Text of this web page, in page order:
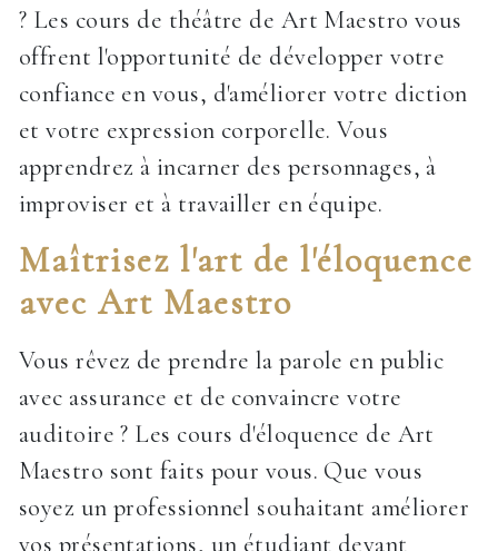
? Les cours de théâtre de Art Maestro vous
offrent l'opportunité de développer votre
confiance en vous, d'améliorer votre diction
et votre expression corporelle. Vous
apprendrez à incarner des personnages, à
improviser et à travailler en équipe.
Maîtrisez l'art de l'éloquence
avec Art Maestro
Vous rêvez de prendre la parole en public
avec assurance et de convaincre votre
auditoire ? Les cours d'éloquence de Art
Maestro sont faits pour vous. Que vous
soyez un professionnel souhaitant améliorer
vos présentations, un étudiant devant